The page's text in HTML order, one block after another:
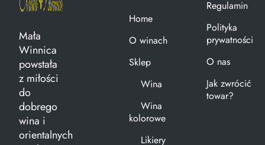
Mała
Winnica
powstała
z miłości
do
dobrego
wina i
orientalnych
Home
O winach
Sklep
Wina
Wina
kolorowe
Likiery
Regulamin
Polityka
prywatności
O nas
Jak zwrócić
towar?